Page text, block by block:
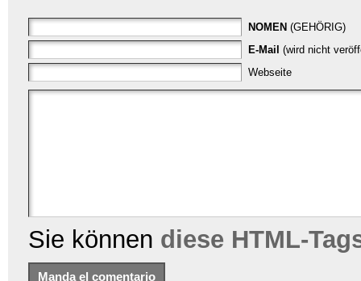
NOMEN (GEHÖRIG)
E-Mail (wird nicht
Webseite
Sie können diese HTML-